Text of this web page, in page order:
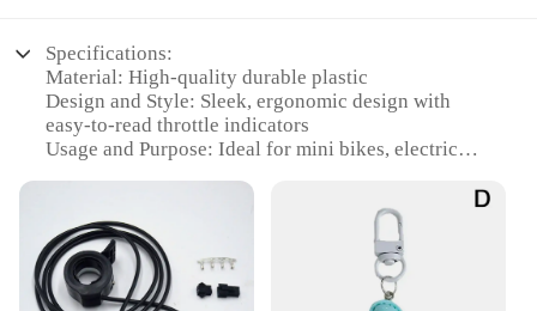
Specifications:
Material: High-quality durable plastic
Design and Style: Sleek, ergonomic design with
easy-to-read throttle indicators
Usage and Purpose: Ideal for mini bikes, electric
Performance and Property: Precision-engineered for
smooth, responsive acceleration control
Parts and Accessories: Comes as a complete throttle
assembly set
Compatibility: Designed for universal fit on various